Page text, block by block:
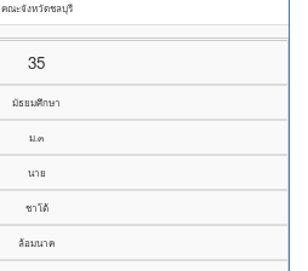
คณะจังหวัดชลบุรี
35
มัธยมศึกษา
ม.๓
นาย
ชาโต้
ล้อมนาค